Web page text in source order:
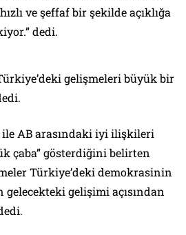
ve şeffaf bir şekilde açıklığa
dedi.
gelişmeleri büyük bir
ile AB arasındaki iyi ilişkileri
çaba” gösterdiğini belirten
Türkiye’deki demokrasinin
gelişimi açısından